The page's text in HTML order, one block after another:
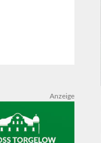
Anzeige